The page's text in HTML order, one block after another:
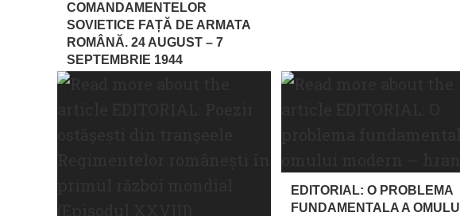
COMANDAMENTELOR
SOVIETICE FAȚĂ DE ARMATA
ROMÂNĂ. 24 AUGUST – 7
SEPTEMBRIE 1944
EDITORIAL: O PROBLEMA
FUNDAMENTALA A OMULUI